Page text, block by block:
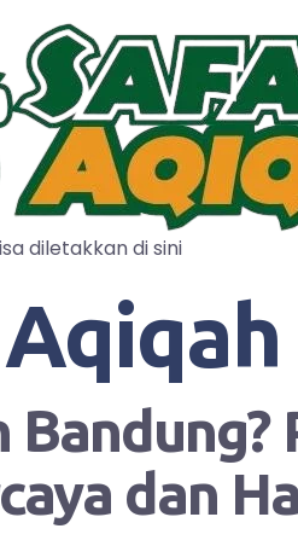
diletakkan di sini
dan